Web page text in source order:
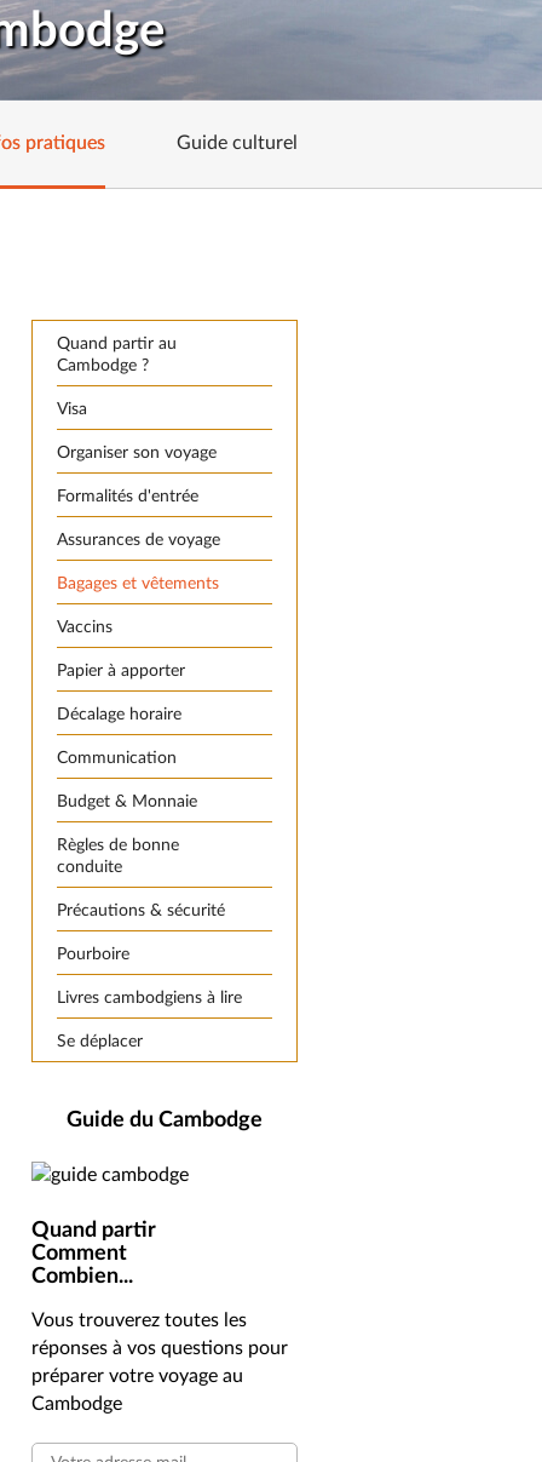
pratiques Guide culturel
Quand partir au
Cambodge ?
Visa
Organiser son voyage
Formalités d'entrée
Assurances de voyage
Bagages et vêtements
Vaccins
Papier à apporter
Décalage horaire
Communication
Budget & Monnaie
Règles de bonne
conduite
Précautions & sécurité
Pourboire
Livres cambodgiens à lire
Se déplacer
Guide du Cambodge
Quand partir
Comment
Combien...
Vous trouverez toutes les
réponses à vos questions pour
préparer votre voyage au
Cambodge